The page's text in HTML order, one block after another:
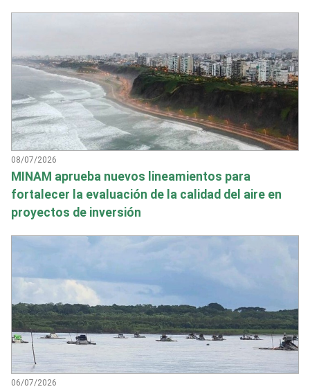
08/07/2026
MINAM aprueba nuevos lineamientos para
fortalecer la evaluación de la calidad del aire en
proyectos de inversión
06/07/2026